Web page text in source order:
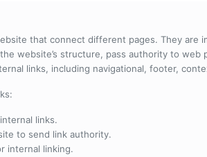
that connect different pages. They are
website’s structure, pass authority to web
links, including navigational, footer,
links.
to send link authority.
internal linking.